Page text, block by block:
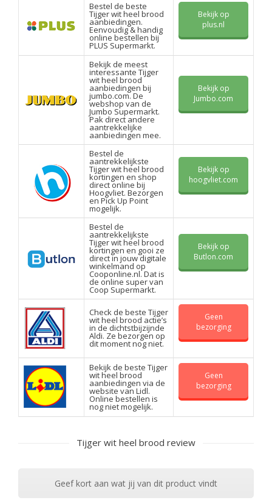
Bestel de beste
Tijger wit heel brood
aanbiedingen.
Eenvoudig & handig
online bestellen bij
PLUS Supermarkt.
Bekijk op
plus.nl
Bekijk de meest
interessante Tijger
wit heel brood
aanbiedingen bij
jumbo.com. De
webshop van de
Jumbo Supermarkt.
Pak direct andere
aantrekkelijke
aanbiedingen mee.
Bekijk op
Jumbo.com
Bestel de
aantrekkelijkste
Tijger wit heel brood
kortingen en shop
direct online bij
Hoogvliet. Bezorgen
en Pick Up Point
mogelijk.
Bekijk op
hoogvliet.com
Bestel de
aantrekkelijkste
Tijger wit heel brood
kortingen en gooi ze
direct in jouw digitale
winkelmand op
Cooponline.nl. Dat is
de online super van
Coop Supermarkt.
Bekijk op
Butlon.com
Check de beste Tijger
wit heel brood actie’s
in de dichtstbijzijnde
Aldi. Ze bezorgen op
dit moment nog niet.
Geen
bezorging
Bekijk de beste Tijger
wit heel brood
aanbiedingen via de
website van Lidl.
Online bestellen is
nog niet mogelijk.
Geen
bezorging
Tijger wit heel brood review
Geef kort aan wat jij van dit product vindt